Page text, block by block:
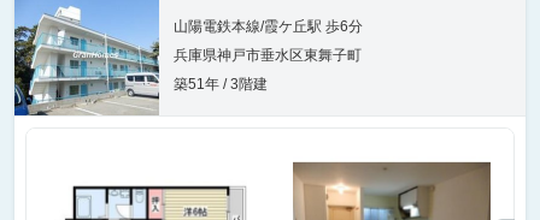
山陽電鉄本線/霞ケ丘駅 歩6分
兵庫県神戸市垂水区東舞子町
築51年 / 3階建